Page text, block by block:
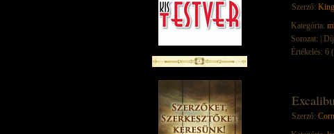
Szerző:
Kategória:
Sorozat:
|
Értékelés: 6
Szerző: